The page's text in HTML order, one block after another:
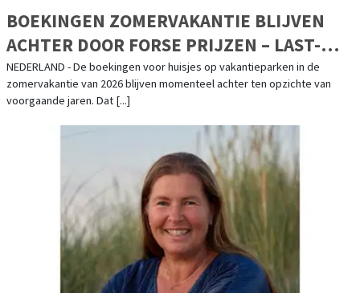
BOEKINGEN ZOMERVAKANTIE BLIJVEN
ACHTER DOOR FORSE PRIJZEN – LAST-
MINUTE EXPLOSIE VERWACHT
NEDERLAND - De boekingen voor huisjes op vakantieparken in de
zomervakantie van 2026 blijven momenteel achter ten opzichte van
voorgaande jaren. Dat [...]